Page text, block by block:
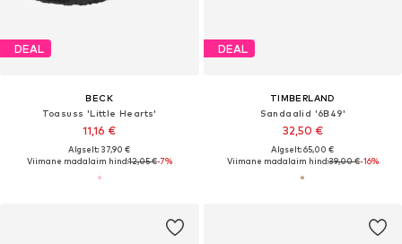
DEAL
BECK
Toasuss 'Little Hearts'
11,16 €
Algselt: 37,90 €
Viimane madalaim hind:12,05 €-7%
DEAL
TIMBERLAND
Sandaalid '6B49'
32,50 €
Algselt: 65,00 €
Viimane madalaim hind:39,00 €-16%